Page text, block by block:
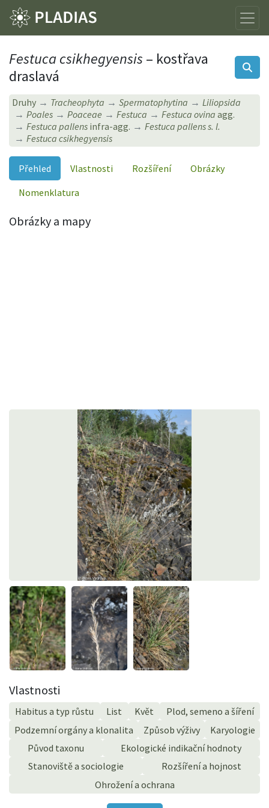
Festuca csikhegyensis – kostřava
draslavá
Druhy Tracheophyta Spermatophytina
Liliopsida
Poales
Poaceae Festuca Festuca ovina agg.
Festuca pallens infra-agg.
Festuca pallens s. l.
Festuca csikhegyensis
Přehled Vlastnosti Rozšíření
Obrázky
Nomenklatura
Obrázky a mapy
Vlastnosti
Habitus a typ růstu List Květ
Plod, semeno a šíření
Podzemní orgány a klonalita
Způsob výživy
Karyologie
Původ taxonu
Ekologické indikační hodnoty
Stanoviště a sociologie
Rozšíření a hojnost
Ohrožení a ochrana